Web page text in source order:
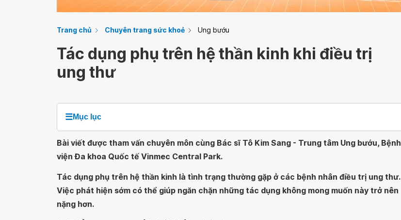
Trang chủ Chuyên trang sức khoẻ Ung bướu
Tác dụng phụ trên hệ thần kinh khi điều trị
ung thư
☰Mục lục
Bài viết được tham vấn chuyên môn cùng Bác sĩ Tô Kim Sang - Trung tâm Ung bướu, Bệnh
viện Đa khoa Quốc tế Vinmec Central Park.
Tác dụng phụ trên hệ thần kinh là tình trạng thường gặp ở các bệnh nhân điều trị ung thư.
Việc phát hiện sớm có thể giúp ngăn chặn những tác dụng không mong muốn này trở nên
nặng hơn.